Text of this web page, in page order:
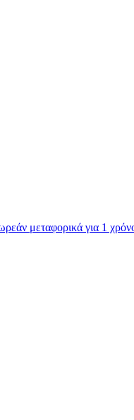
μεταφορικά για 1